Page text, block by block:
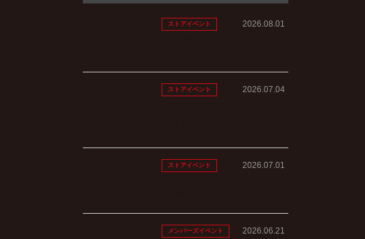
ストアイベント 2026.08.01
ストアイベント 2026.07.04
ストアイベント 2026.07.01
メンバーズイベント 2026.06.21